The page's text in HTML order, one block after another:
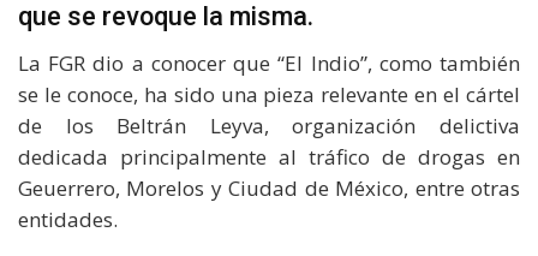
que se revoque la misma.
La FGR dio a conocer que “El Indio”, como también
se le conoce, ha sido una pieza relevante en el cártel
de los Beltrán Leyva, organización delictiva
dedicada principalmente al tráfico de drogas en
Geuerrero, Morelos y Ciudad de México, entre otras
entidades.